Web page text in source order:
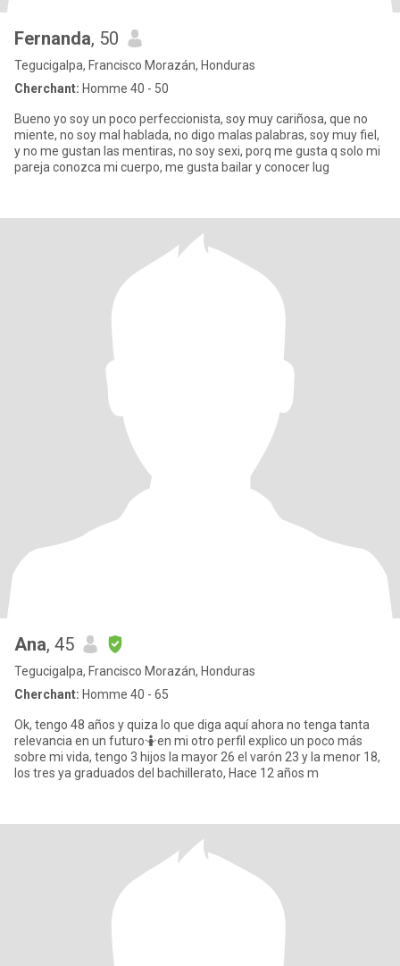
Fernanda, 50
Tegucigalpa, Francisco Morazán, Honduras
Cherchant: Homme 40 - 50
Bueno yo soy un poco perfeccionista, soy muy cariñosa, que no
miente, no soy mal hablada, no digo malas palabras, soy muy fiel,
y no me gustan las mentiras, no soy sexi, porq me gusta q solo mi
pareja conozca mi cuerpo, me gusta bailar y conocer lug
Ana, 45
Tegucigalpa, Francisco Morazán, Honduras
Cherchant: Homme 40 - 65
Ok, tengo 48 años y quiza lo que diga aquí ahora no tenga tanta
relevancia en un futuro🤷en mi otro perfil explico un poco más
sobre mi vida, tengo 3 hijos la mayor 26 el varón 23 y la menor 18,
los tres ya graduados del bachillerato, Hace 12 años m